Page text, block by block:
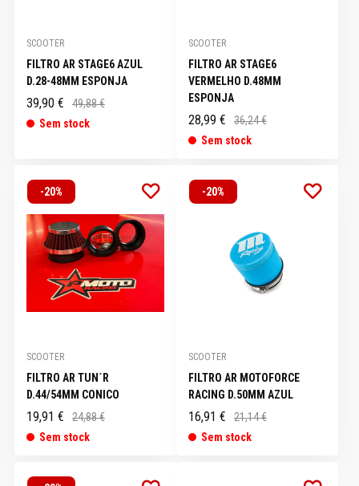
SCOOTER
FILTRO AR STAGE6 AZUL
D.28-48MM ESPONJA
39,90 €
49,88 €
Sem stock
SCOOTER
FILTRO AR STAGE6
VERMELHO D.48MM
ESPONJA
28,99 €
36,24 €
Sem stock
-20%
SCOOTER
FILTRO AR TUN´R
D.44/54MM CONICO
19,91 €
24,88 €
Sem stock
-20%
SCOOTER
FILTRO AR MOTOFORCE
RACING D.50MM AZUL
16,91 €
21,14 €
Sem stock